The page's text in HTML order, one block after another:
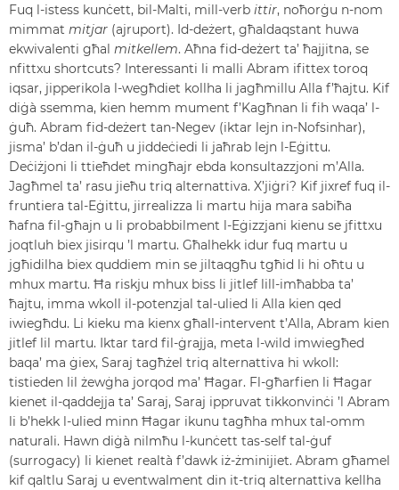
Fuq l-istess kunċett, bil-Malti, mill-verb ittir, noħorġu n-nom
mimmat mitjar (ajruport). Id-deżert, għaldaqstant huwa
ekwivalenti għal mitkellem. Aħna fid-deżert ta’ ħajjitna, se
nfittxu shortcuts? Interessanti li malli Abram ifittex toroq
iqsar, jipperikola l-wegħdiet kollha li jagħmillu Alla f’ħajtu. Kif
diġà ssemma, kien hemm mument f’Kagħnan li fih waqa’ l-
ġuħ. Abram fid-deżert tan-Negev (iktar lejn in-Nofsinhar),
jisma’ b’dan il-ġuħ u jiddeċiedi li jaħrab lejn l-Eġittu.
Deċiżjoni li ttieħdet mingħajr ebda konsultazzjoni m’Alla.
Jagħmel ta’ rasu jieħu triq alternattiva. X’jiġri? Kif jixref fuq il-
fruntiera tal-Eġittu, jirrealizza li martu hija mara sabiħa
ħafna fil-għajn u li probabbilment l-Eġizzjani kienu se jfittxu
joqtluh biex jisirqu ’l martu. Għalhekk idur fuq martu u
jgħidilha biex quddiem min se jiltaqgħu tgħid li hi oħtu u
mhux martu. Ħa riskju mhux biss li jitlef lill-imħabba ta’
ħajtu, imma wkoll il-potenzjal tal-ulied li Alla kien qed
iwiegħdu. Li kieku ma kienx għall-intervent t’Alla, Abram kien
jitlef lil martu. Iktar tard fil-ġrajja, meta l-wild imwiegħed
baqa’ ma ġiex, Saraj tagħżel triq alternattiva hi wkoll:
tistieden lil żewġha jorqod ma’ Ħagar. Fl-għarfien li Ħagar
kienet il-qaddejja ta’ Saraj, Saraj ippruvat tikkonvinċi ’l Abram
li b’hekk l-ulied minn Ħagar ikunu tagħha mhux tal-omm
naturali. Hawn diġà nilmħu l-kunċett tas-self tal-ġuf
(surrogacy) li kienet realtà f’dawk iż-żminijiet. Abram għamel
kif qaltlu Saraj u eventwalment din it-triq alternattiva kellha